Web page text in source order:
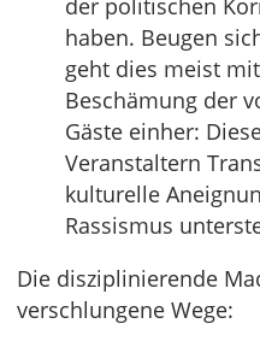
der politischen
haben. Beugen
geht dies meist
Beschämung der
Gäste einher:
Veranstaltern
kulturelle
Rassismus
Die disziplinierende
verschlungene Wege: